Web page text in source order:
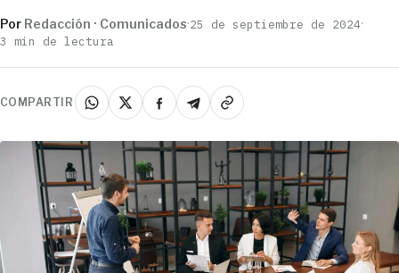
Por Redacción · Comunicados·25 de septiembre de 2024·
3 min de lectura
COMPARTIR